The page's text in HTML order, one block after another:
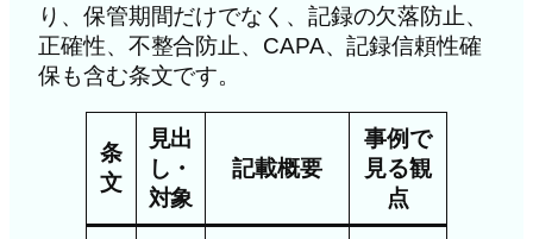
り、保管期間だけでなく、記録の欠落防止、
正確性、不整合防止、CAPA、記録信頼性確
保も含む条文です。
条
文
見出
し・
対象
記載概要
事例で
見る観
点